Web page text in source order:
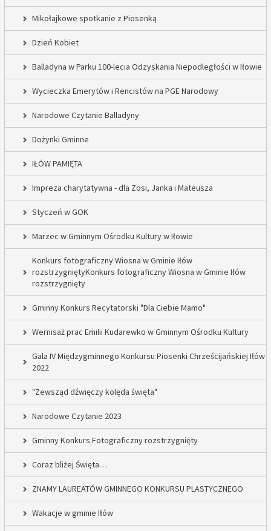
Mikołajkowe spotkanie z Piosenką
Dzień Kobiet
Balladyna w Parku 100-lecia Odzyskania Niepodległości w Iłowie
Wycieczka Emerytów i Rencistów na PGE Narodowy
Narodowe Czytanie Balladyny
Dożynki Gminne
IŁÓW PAMIĘTA
Impreza charytatywna - dla Zosi, Janka i Mateusza
Styczeń w GOK
Marzec w Gminnym Ośrodku Kultury w Iłowie
Konkurs fotograficzny Wiosna w Gminie Iłów
rozstrzygniętyKonkurs fotograficzny Wiosna w Gminie Iłów
rozstrzygnięty
Gminny Konkurs Recytatorski "Dla Ciebie Mamo"
Wernisaż prac Emilii Kudarewko w Gminnym Ośrodku Kultury
Gala IV Międzygminnego Konkursu Piosenki Chrześcijańskiej Iłów
2022
"Zewsząd dźwięczy kolęda święta"
Narodowe Czytanie 2023
Gminny Konkurs Fotograficzny rozstrzygnięty
Coraz bliżej Święta…
ZNAMY LAUREATÓW GMINNEGO KONKURSU PLASTYCZNEGO
Wakacje w gminie Iłów